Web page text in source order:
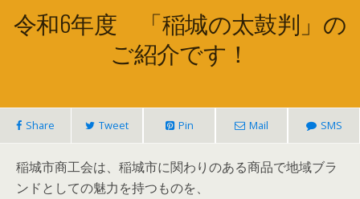
令和6年度 「稲城の太鼓判」の
ご紹介です！
Share Tweet Pin Mail SMS
稲城市商工会は、稲城市に関わりのある商品で地域ブラ
ンドとしての魅力を持つものを、